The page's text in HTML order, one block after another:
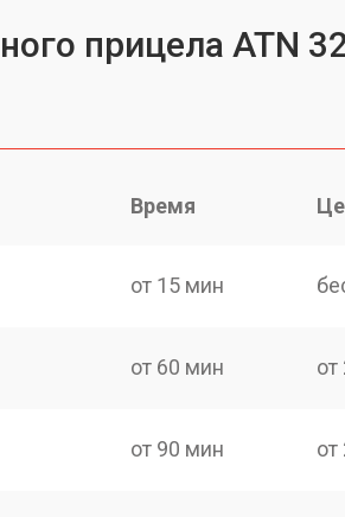
прицела ATN
Время
от 15 мин
от 60 мин от
от 90 мин от